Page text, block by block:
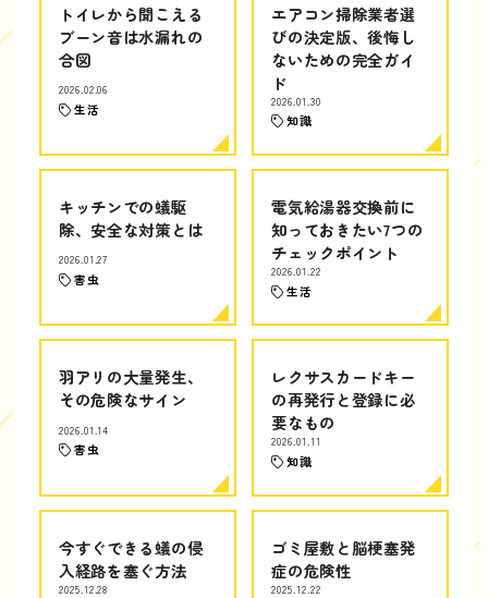
トイレから聞こえる
ブーン音は水漏れの
合図
2026.02.06
生活
エアコン掃除業者選
びの決定版、後悔し
ないための完全ガイ
ド
2026.01.30
知識
キッチンでの蟻駆
除、安全な対策とは
2026.01.27
害虫
電気給湯器交換前に
知っておきたい7つの
チェックポイント
2026.01.22
生活
羽アリの大量発生、
その危険なサイン
2026.01.14
害虫
レクサスカードキー
の再発行と登録に必
要なもの
2026.01.11
知識
今すぐできる蟻の侵
入経路を塞ぐ方法
2025.12.28
ゴミ屋敷と脳梗塞発
症の危険性
2025.12.22